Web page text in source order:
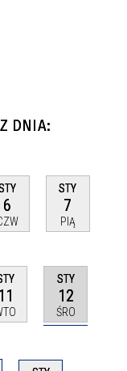
DNIA:
6
STY
7
PIĄ
11
STY
12
ŚRO